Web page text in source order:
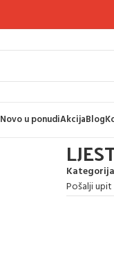
Novo u ponudiAkcijaBlog
Pošalji upit